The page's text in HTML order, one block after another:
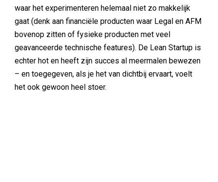
waar het experimenteren helemaal niet zo makkelijk
gaat (denk aan financiële producten waar Legal en AFM
bovenop zitten of fysieke producten met veel
geavanceerde technische features). De Lean Startup is
echter hot en heeft zijn succes al meermalen bewezen
– en toegegeven, als je het van dichtbij ervaart, voelt
het ook gewoon heel stoer.